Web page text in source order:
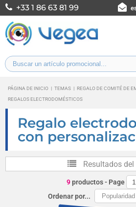
+33 1 86 63 81 99
PÁGINA DE INICIO | TEMAS | REGALO DE COMITÉ DE
REGALOS ELECTRODOMÉSTICOS
Regalo
con
Resultados
9productos- Page
Ordenar por...